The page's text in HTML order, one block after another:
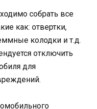
собрать все
как: отвертки,
колодки и т.д.
отключить
для